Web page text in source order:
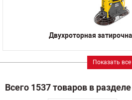
Двухроторная
Показать все
Всего 1537 товаров в разделе